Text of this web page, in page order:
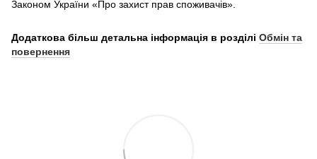
Законом України «Про захист прав споживачів».
Додаткова більш детальна інформація в розділі Обмін та
повернення